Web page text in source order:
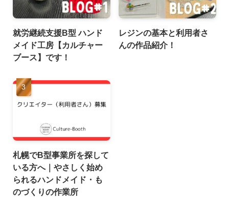
就労継続支援B型 ハンド
メイド工房【カルチャー
ブース】です！
レジンの基本と利用者さ
んの作品紹介！
札幌でB型事業所を探して
いる方へ｜やさしく始め
られるハンドメイド・も
のづくりの作業所